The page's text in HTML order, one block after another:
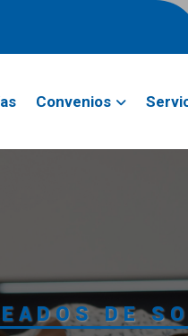
Convenios
DE